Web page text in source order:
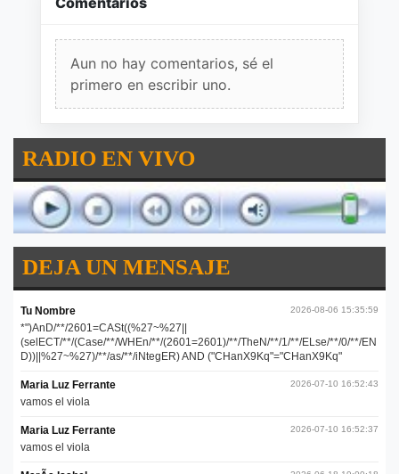
Aun no hay comentarios, sé el
primero en escribir uno.
RADIO EN VIVO
DEJA UN MENSAJE